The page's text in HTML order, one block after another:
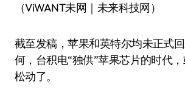
（ViWANT未网｜未来科技网）
截至发稿，苹果和英特尔均未正式
何，台积电“独供”苹果芯片的时代
松动了。